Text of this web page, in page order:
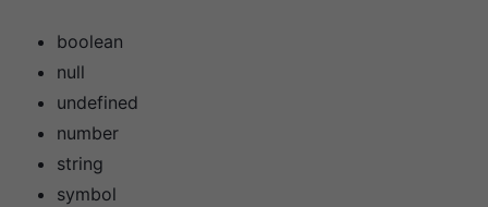
boolean
null
undefined
number
string
symbol